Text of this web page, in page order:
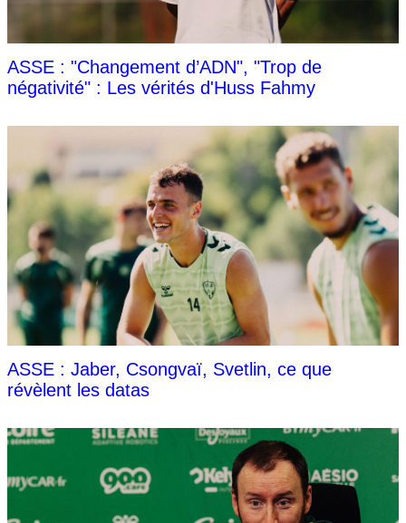
ASSE : "Changement d’ADN", "Trop de
négativité" : Les vérités d'Huss Fahmy
ASSE : Jaber, Csongvaï, Svetlin, ce que
révèlent les datas